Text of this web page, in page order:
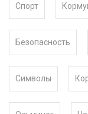
Спорт
Безопасность
Символы